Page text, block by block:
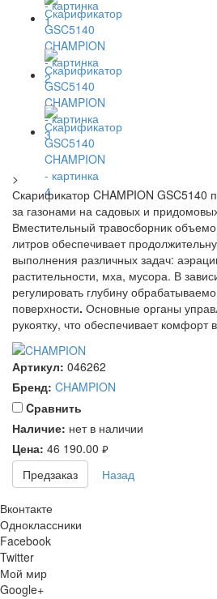
>
Скарификатор CHAMPION GSC5140
за газонами на садовых и
Вместительный травосборник
литров обеспечивает
выполнения различных задач:
растительности, мха, мусора. В
регулировать глубину
поверхности. Основные органы
рукоятку, что обеспечивает комфорт
Артикул: 046262
Бренд: CHAMPION
Cравнить
Наличие: нет в наличии
Цена: 46 190.00 руб.
Предзаказ Назад
Вконтакте
Одноклассники
Facebook
Twitter
Мой мир
Google+